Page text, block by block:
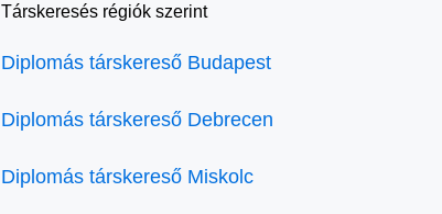
Társkeresés régiók szerint
Diplomás társkereső Budapest
Diplomás társkereső Debrecen
Diplomás társkereső Miskolc